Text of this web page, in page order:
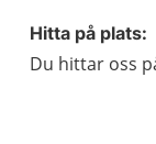
Hitta på plats:
Du hittar oss